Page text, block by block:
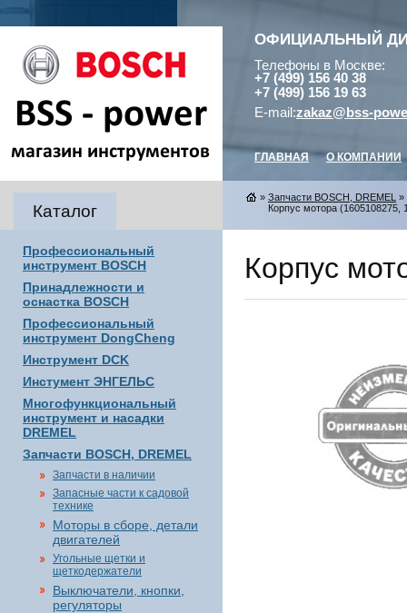
ОФИЦИАЛЬНЫЙ
Телефоны в Москве:
+7 (499) 156 40 38
+7 (499) 156 19 63
E-mail:zakaz@bss-
ГЛАВНАЯ О КОМПАНИИ
Каталог
Профессиональный
инструмент BOSCH
Принадлежности и
оснастка BOSCH
Профессиональный
инструмент DongCheng
Инструмент DCK
Инстумент ЭНГЕЛЬС
Многофункциональный
инструмент и насадки
DREMEL
Запчасти BOSCH, DREMEL
Запчасти в наличии
Запасные части к садовой
технике
Моторы в сборе, детали
двигателей
Угольные щетки и
щеткодержатели
Выключатели, кнопки,
регуляторы
» Запчасти BOSCH, DREMEL »
Корпус мотора (1605108275,
Корпус